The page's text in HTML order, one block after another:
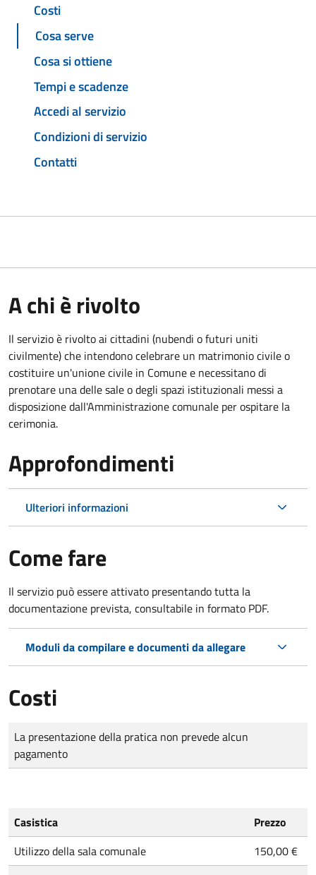
Costi
Cosa serve
Cosa si ottiene
Tempi e scadenze
Accedi al servizio
Condizioni di servizio
Contatti
A chi è rivolto
Il servizio è rivolto ai cittadini (nubendi o futuri uniti
civilmente) che intendono celebrare un matrimonio civile o
costituire un'unione civile in Comune e necessitano di
prenotare una delle sale o degli spazi istituzionali messi a
disposizione dall'Amministrazione comunale per ospitare la
cerimonia.
Approfondimenti
Ulteriori informazioni
Come fare
Il servizio può essere attivato presentando tutta la
documentazione prevista, consultabile in formato PDF.
Moduli da compilare e documenti da allegare
Costi
Tipo di pagamento
Importo
La presentazione della pratica non prevede alcun
pagamento
Casistica
Prezzo
Utilizzo della sala comunale
150,00 €